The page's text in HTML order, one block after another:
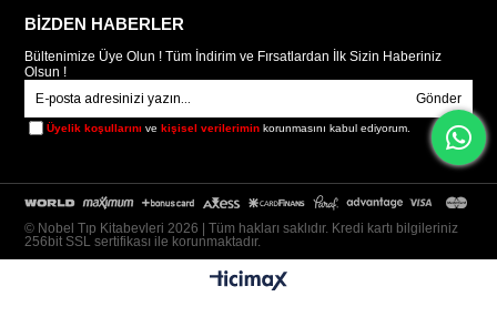
BİZDEN HABERLER
Bültenimize Üye Olun ! Tüm İndirim ve Fırsatlardan İlk Sizin Haberiniz
Olsun !
Gönder
Üyelik koşullarını vekişisel verilerimin korunmasını kabul ediyorum.
© Nobel Tıp Kitabevleri 2026 | Tüm hakları saklıdır. Kredi kartı bilgileriniz
256bit SSL sertifikası ile korunmaktadır.